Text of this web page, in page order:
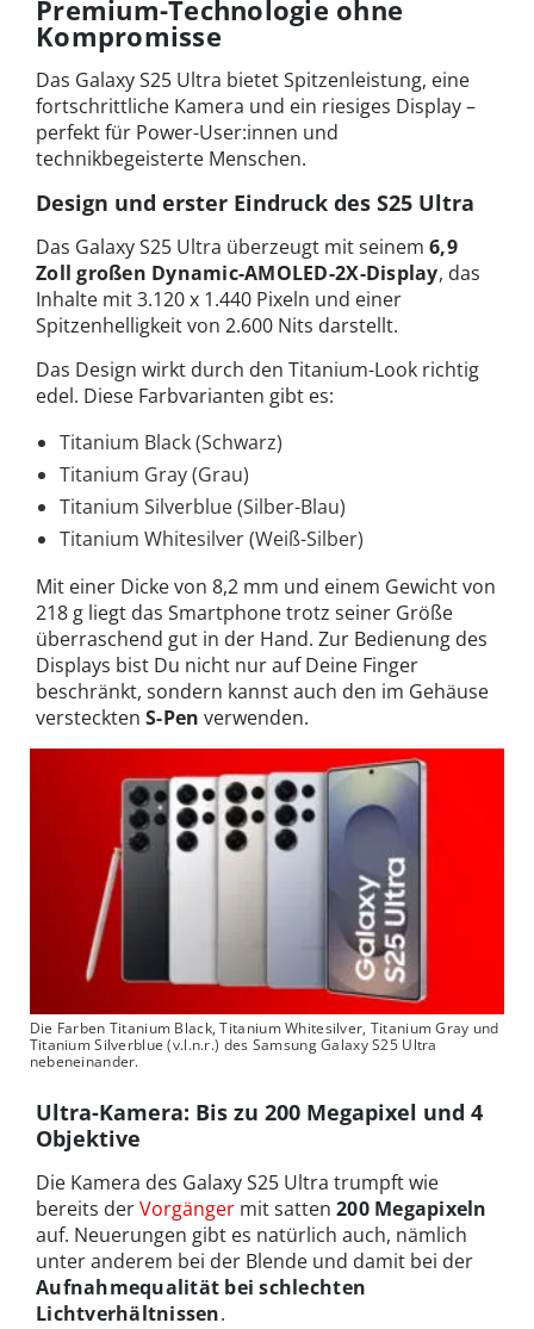
Premium-Technologie ohne
Kompromisse
Das Galaxy S25 Ultra bietet Spitzenleistung, eine
fortschrittliche Kamera und ein riesiges Display –
perfekt für Power-User:innen und
technikbegeisterte Menschen.
Design und erster Eindruck des S25 Ultra
Das Galaxy S25 Ultra überzeugt mit seinem 6,9
Zoll großen Dynamic-AMOLED-2X-Display, das
Inhalte mit 3.120 x 1.440 Pixeln und einer
Spitzenhelligkeit von 2.600 Nits darstellt.
Das Design wirkt durch den Titanium-Look richtig
edel. Diese Farbvarianten gibt es:
Titanium Black (Schwarz)
Titanium Gray (Grau)
Titanium Silverblue (Silber-Blau)
Titanium Whitesilver (Weiß-Silber)
Mit einer Dicke von 8,2 mm und einem Gewicht von
218 g liegt das Smartphone trotz seiner Größe
überraschend gut in der Hand. Zur Bedienung des
Displays bist Du nicht nur auf Deine Finger
beschränkt, sondern kannst auch den im Gehäuse
versteckten S-Pen verwenden.
Die Farben Titanium Black, Titanium Whitesilver, Titanium Gray und
Titanium Silverblue (v.l.n.r.) des Samsung Galaxy S25 Ultra
nebeneinander.
Ultra-Kamera: Bis zu 200 Megapixel und 4
Objektive
Die Kamera des Galaxy S25 Ultra trumpft wie
bereits derVorgänger mit satten 200 Megapixeln
auf. Neuerungen gibt es natürlich auch, nämlich
unter anderem bei der Blende und damit bei der
Aufnahmequalität bei schlechten
Lichtverhältnissen.